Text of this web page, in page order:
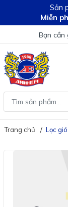
Sản
Miễn
Bạn cần
Trang chủ Lọc